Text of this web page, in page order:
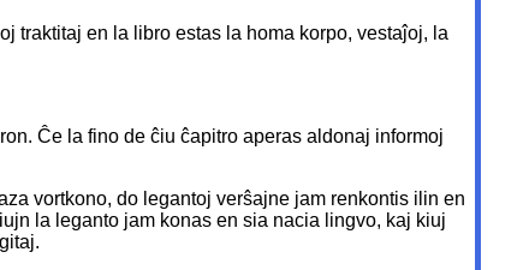
traktitaj en la libro estas la homa korpo, vestaĵoj, la
Ĉe la fino de ĉiu ĉapitro aperas aldonaj informoj
vortkono, do legantoj verŝajne jam renkontis ilin en
la leganto jam konas en sia nacia lingvo, kaj kiuj